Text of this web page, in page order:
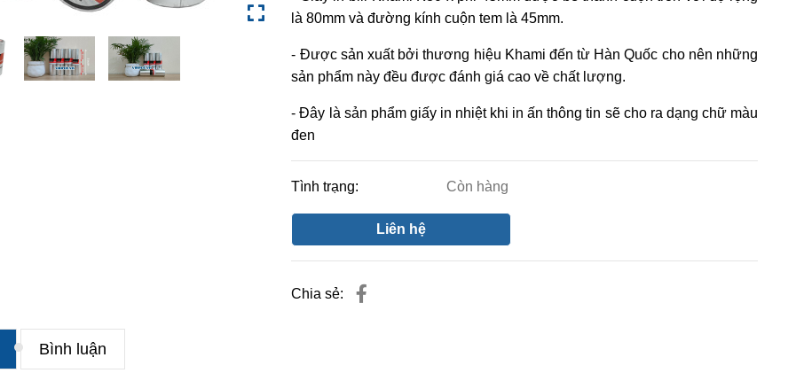
là 80mm và đường kính cuộn tem là 45mm.
- Được sản xuất bởi thương hiệu Khami đến từ Hàn Quốc cho nên những
sản phẩm này đều được đánh giá cao về chất lượng.
- Đây là sản phẩm giấy in nhiệt khi in ấn thông tin sẽ cho ra dạng chữ màu
đen
Tình trạng: Còn hàng
Liên hệ
Chia sẻ:
Bình luận